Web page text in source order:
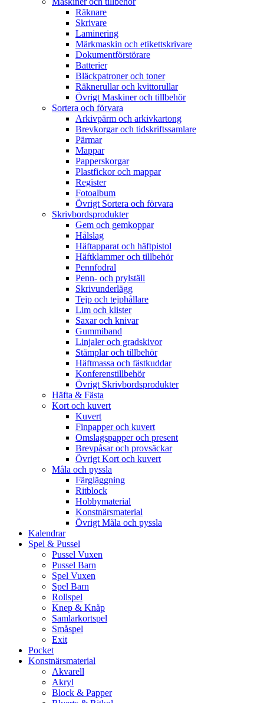
Räknare
Skrivare
Laminering
Märkmaskin och etikettskrivare
Dokumentförstörare
Batterier
Bläckpatroner och toner
Räknerullar och kvittorullar
Övrigt Maskiner och tillbehör
Sortera och förvara
Arkivpärm och arkivkartong
Brevkorgar och tidskriftssamlare
Pärmar
Mappar
Papperskorgar
Plastfickor och mappar
Register
Fotoalbum
Övrigt Sortera och förvara
Skrivbordsprodukter
Gem och gemkoppar
Hålslag
Häftapparat och häftpistol
Häftklammer och tillbehör
Pennfodral
Penn- och prylställ
Skrivunderlägg
Tejp och tejphållare
Lim och klister
Saxar och knivar
Gummiband
Linjaler och gradskivor
Stämplar och tillbehör
Häftmassa och fästkuddar
Konferenstillbehör
Övrigt Skrivbordsprodukter
Häfta & Fästa
Kort och kuvert
Kuvert
Finpapper och kuvert
Omslagspapper och present
Brevpåsar och provsäckar
Övrigt Kort och kuvert
Måla och pyssla
Färgläggning
Ritblock
Hobbymaterial
Konstnärsmaterial
Övrigt Måla och pyssla
Kalendrar
Spel & Pussel
Pussel Vuxen
Pussel Barn
Spel Vuxen
Spel Barn
Rollspel
Knep & Knåp
Samlarkortspel
Småspel
Exit
Pocket
Konstnärsmaterial
Akvarell
Akryl
Block & Papper